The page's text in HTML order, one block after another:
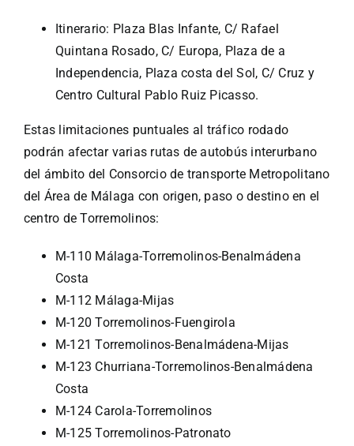
Itinerario: Plaza Blas Infante, C/ Rafael
Quintana Rosado, C/ Europa, Plaza de a
Independencia, Plaza costa del Sol, C/ Cruz y
Centro Cultural Pablo Ruiz Picasso.
Estas limitaciones puntuales al tráfico rodado
podrán afectar varias rutas de autobús interurbano
del ámbito del Consorcio de transporte Metropolitano
del Área de Málaga con origen, paso o destino en el
centro de Torremolinos:
M-110 Málaga-Torremolinos-Benalmádena
Costa
M-112 Málaga-Mijas
M-120 Torremolinos-Fuengirola
M-121 Torremolinos-Benalmádena-Mijas
M-123 Churriana-Torremolinos-Benalmádena
Costa
M-124 Carola-Torremolinos
M-125 Torremolinos-Patronato